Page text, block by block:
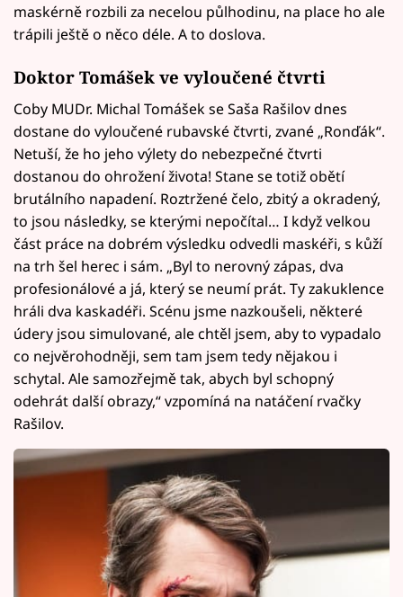
maskérně rozbili za necelou půlhodinu, na place ho ale
trápili ještě o něco déle. A to doslova.
Doktor Tomášek ve vyloučené čtvrti
Coby MUDr. Michal Tomášek se Saša Rašilov dnes
dostane do vyloučené rubavské čtvrti, zvané „Ronďák“.
Netuší, že ho jeho výlety do nebezpečné čtvrti
dostanou do ohrožení života! Stane se totiž obětí
brutálního napadení. Roztržené čelo, zbitý a okradený,
to jsou následky, se kterými nepočítal… I když velkou
část práce na dobrém výsledku odvedli maskéři, s kůží
na trh šel herec i sám. „Byl to nerovný zápas, dva
profesionálové a já, který se neumí prát. Ty zakuklence
hráli dva kaskadéři. Scénu jsme nazkoušeli, některé
údery jsou simulované, ale chtěl jsem, aby to vypadalo
co nejvěrohodněji, sem tam jsem tedy nějakou i
schytal. Ale samozřejmě tak, abych byl schopný
odehrát další obrazy,“ vzpomíná na natáčení rvačky
Rašilov.